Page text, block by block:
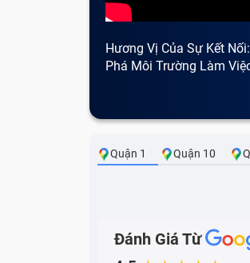
Hương Vị Của Sự Kết
Phá Môi Trường Làm
Quận 1 Quận 10
Đánh Giá Từ